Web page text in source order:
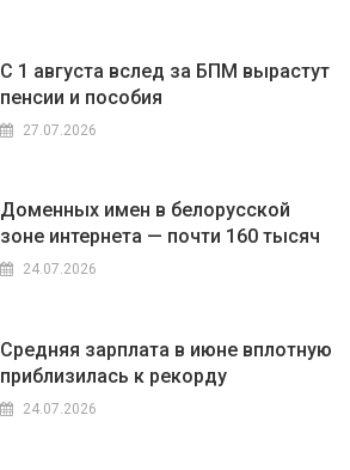
С 1 августа вслед за БПМ вырастут
пенсии и пособия
27.07.2026
Доменных имен в белорусской
зоне интернета — почти 160 тысяч
24.07.2026
Средняя зарплата в июне вплотную
приблизилась к рекорду
24.07.2026